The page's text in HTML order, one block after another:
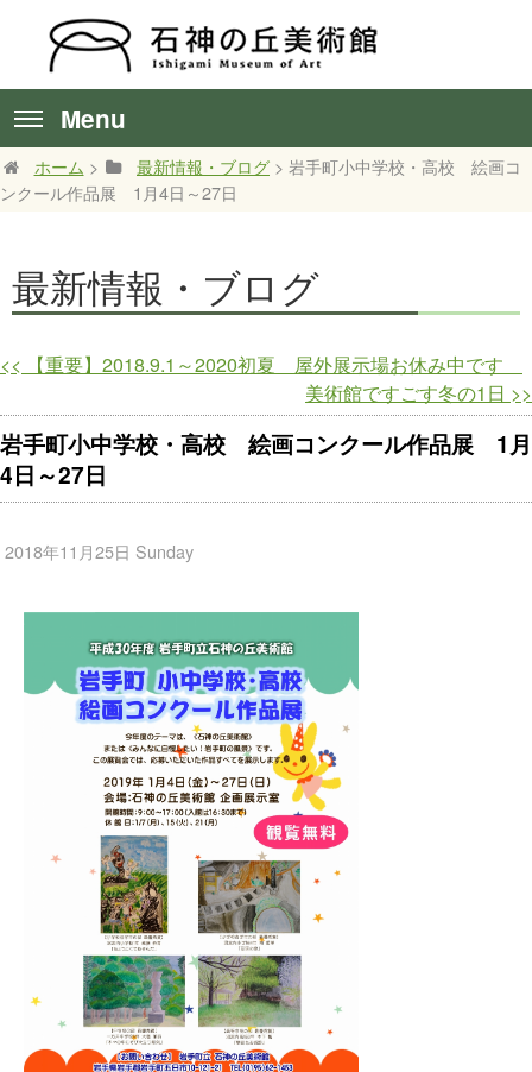
Menu
ホーム > 最新情報・ブログ > 岩手町小中学校・高校 絵画コ
ンクール作品展 1月4日～27日
最新情報・ブログ
<< 【重要】2018.9.1～2020初夏 屋外展示場お休み中です
美術館ですごす冬の1日 >>
岩手町小中学校・高校 絵画コンクール作品展 1月
4日～27日
2018年11月25日 Sunday